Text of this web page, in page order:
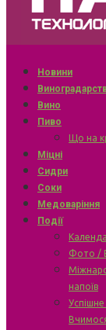
Новини
Вино
Пиво
Що на
Міцні
Сидри
Соки
Медоваріння
Події
Фото /
напоїв
Успішне